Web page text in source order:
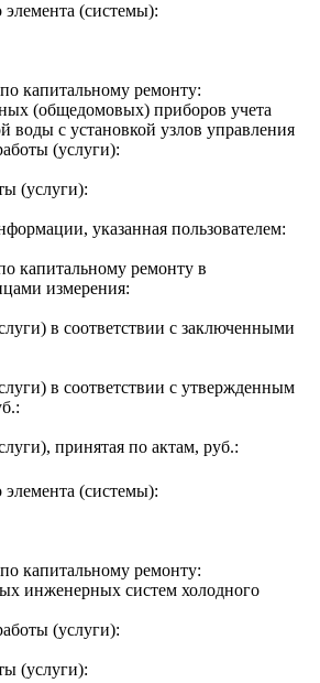
(системы):
капитальному ремонту:
(общедомовых) приборов учета
воды с установкой узлов управления
(услуги):
(услуги):
указанная пользователем:
капитальному ремонту в
измерения:
в соответствии с заключенными
в соответствии с утвержденным
принятая по актам, руб.:
(системы):
капитальному ремонту:
инженерных систем холодного
(услуги):
(услуги):